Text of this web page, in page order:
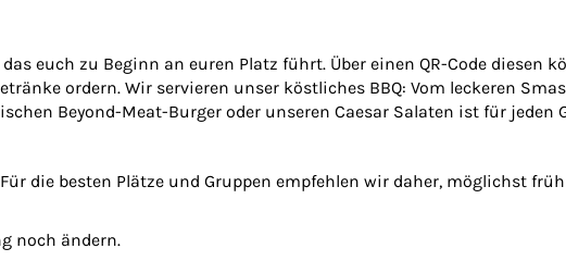
euch zu Beginn an euren Platz führt. Über einen QR-Code diesen
ordern. Wir servieren unser köstliches BBQ: Vom leckeren
Beyond-Meat-Burger oder unseren Caesar Salaten ist für jeden
die besten Plätze und Gruppen empfehlen wir daher, möglichst
noch ändern.